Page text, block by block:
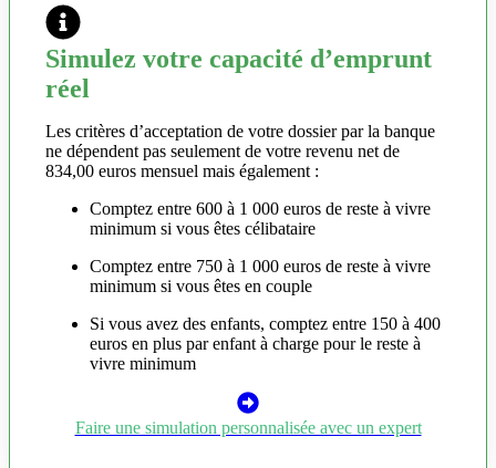
Simulez votre capacité d’emprunt
réel
Les critères d’acceptation de votre dossier par la banque
ne dépendent pas seulement de votre revenu net de
834,00 euros mensuel mais également :
Comptez entre 600 à 1 000 euros de reste à vivre
minimum si vous êtes célibataire
Comptez entre 750 à 1 000 euros de reste à vivre
minimum si vous êtes en couple
Si vous avez des enfants, comptez entre 150 à 400
euros en plus par enfant à charge pour le reste à
vivre minimum
Faire une simulation personnalisée avec un expert